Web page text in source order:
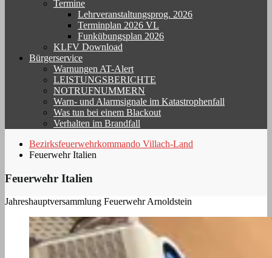
Termine
Lehrveranstaltungsprog. 2026
Terminplan 2026 VL
Funkübungsplan 2026
KLFV Download
Bürgerservice
Warnungen AT-Alert
LEISTUNGSBERICHTE
NOTRUFNUMMERN
Warn- und Alarmsignale im Katastrophenfall
Was tun bei einem Blackout
Verhalten im Brandfall
Bezirksfeuerwehrkommando Villach-Land
Feuerwehr Italien
Feuerwehr Italien
Jahreshauptversammlung Feuerwehr Arnoldstein